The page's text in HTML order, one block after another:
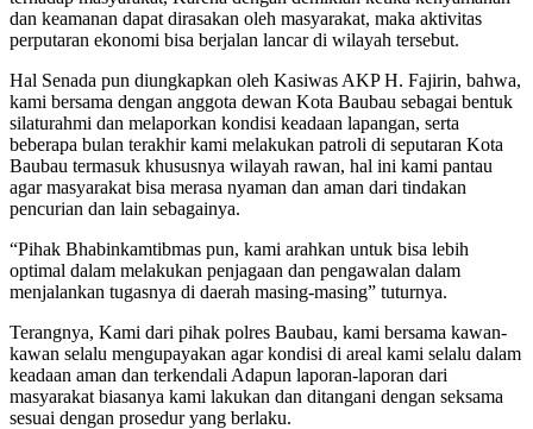
dan keamanan dapat dirasakan oleh masyarakat, maka aktivitas
perputaran ekonomi bisa berjalan lancar di wilayah tersebut.
Hal Senada pun diungkapkan oleh Kasiwas AKP H. Fajirin, bahwa,
kami bersama dengan anggota dewan Kota Baubau sebagai bentuk
silaturahmi dan melaporkan kondisi keadaan lapangan, serta
beberapa bulan terakhir kami melakukan patroli di seputaran Kota
Baubau termasuk khususnya wilayah rawan, hal ini kami pantau
agar masyarakat bisa merasa nyaman dan aman dari tindakan
pencurian dan lain sebagainya.
“Pihak Bhabinkamtibmas pun, kami arahkan untuk bisa lebih
optimal dalam melakukan penjagaan dan pengawalan dalam
menjalankan tugasnya di daerah masing-masing” tuturnya.
Terangnya, Kami dari pihak polres Baubau, kami bersama kawan-
kawan selalu mengupayakan agar kondisi di areal kami selalu dalam
keadaan aman dan terkendali Adapun laporan-laporan dari
masyarakat biasanya kami lakukan dan ditangani dengan seksama
sesuai dengan prosedur yang berlaku.